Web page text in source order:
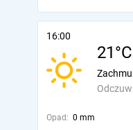
16:00
21°C
Opad: 0 mm